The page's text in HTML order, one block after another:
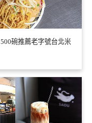
碗推薦老字號台北米